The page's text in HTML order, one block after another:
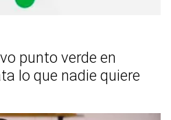
punto verde en
lo que nadie quiere